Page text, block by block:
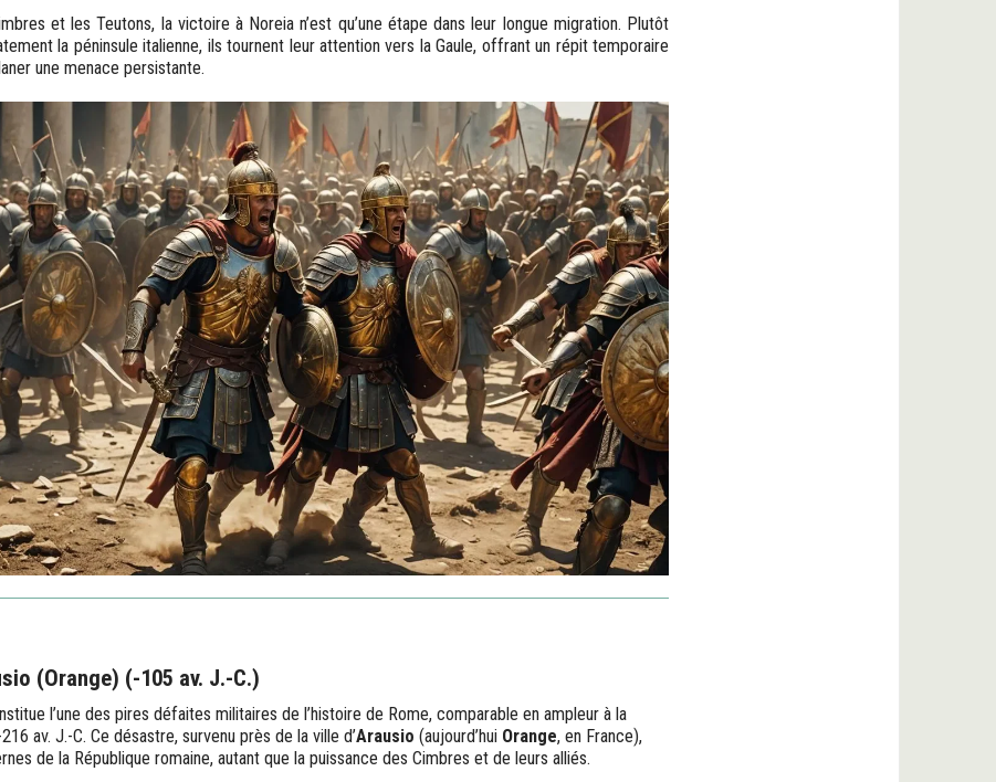
et les Teutons, la victoire à Noreia n’est qu’une étape dans leur longue migration. Plutôt
la péninsule italienne, ils tournent leur attention vers la Gaule, offrant un répit temporaire
une menace persistante.
(Orange) (-105 av. J.-C.)
l’une des pires défaites militaires de l’histoire de Rome, comparable en ampleur à la
av. J.-C. Ce désastre, survenu près de la ville d’Arausio (aujourd’hui Orange, en France),
de la République romaine, autant que la puissance des Cimbres et de leurs alliés.